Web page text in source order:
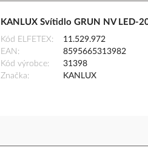
KANLUX Svítidlo GRUN NV LED-
Kód ELFETEX
11.529.972
EAN
8595665313982
Kód výrobce
31398
Značka
KANLUX